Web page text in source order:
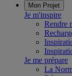
Mon Projet
Je m'inspire
Rendre
Je me prépare
La